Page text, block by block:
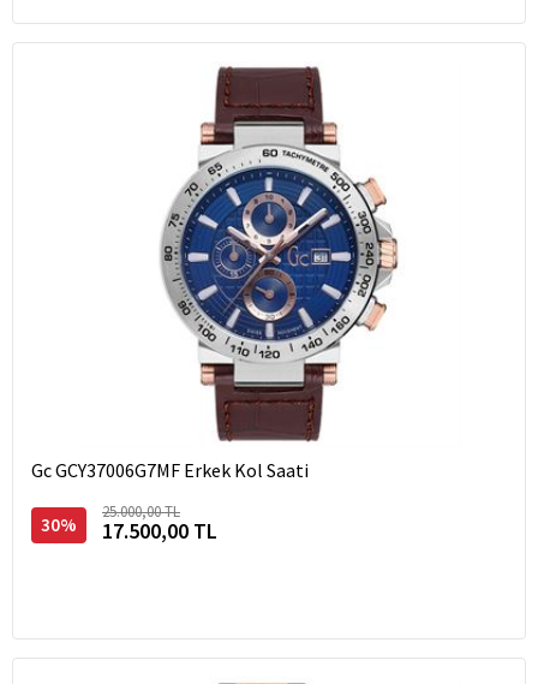
Gc GCY37006G7MF Erkek Kol Saati
30%
25.000,00 TL
17.500,00 TL